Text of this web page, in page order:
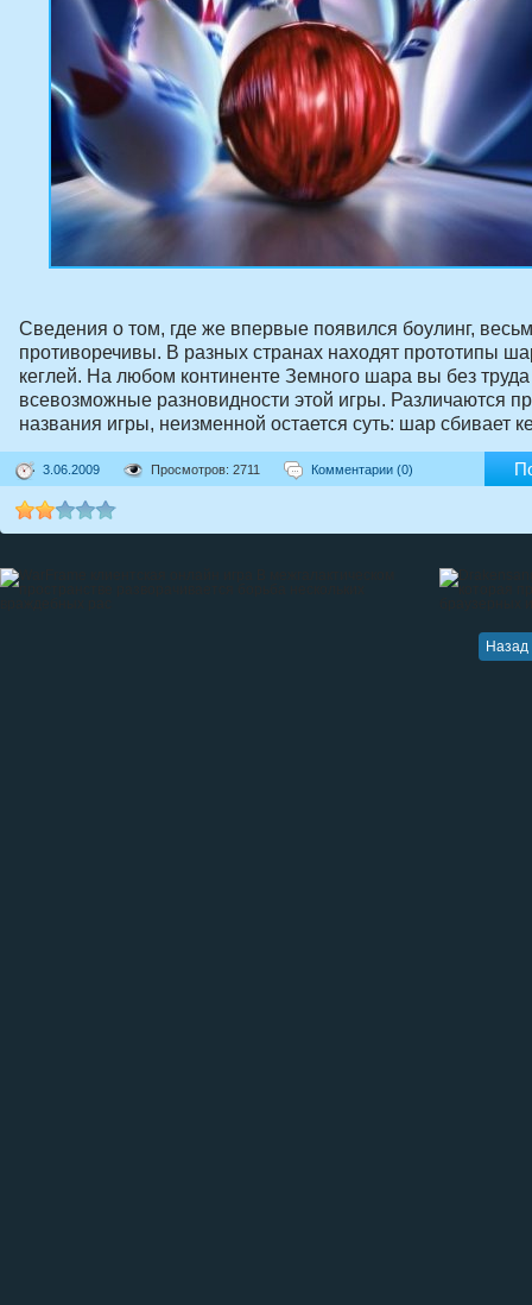
Сведения о том, где же впервые появился боулинг,
противоречивы. В разных странах находят прототипы
кеглей. На любом континенте Земного шара вы без
всевозможные разновидности этой игры. Различаются
названия игры, неизменной остается суть: шар сбивает
3.06.2009 Просмотров: 2711 Комментарии (0)
Назад